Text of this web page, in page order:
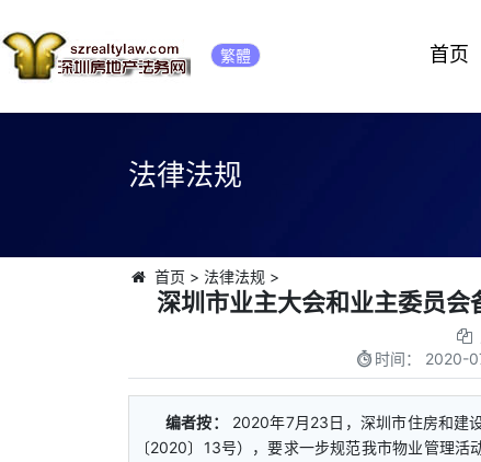
繁體 首页
法律法规
首页 > 法律法规 >
深圳市业主大会和业主委员
时间： 2020-
编者按：
2020年7月23日，深圳市住房和建
〔2020〕13号），要求一步规范我市物业管理